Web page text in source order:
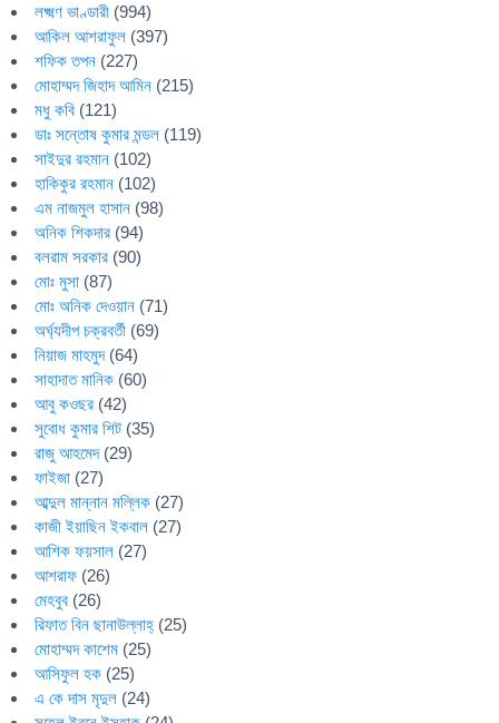
লক্ষ্মণ ভাণ্ডারী (994)
আকিল আশরাফুল (397)
শফিক তপন (227)
মোহাম্মদ জিহাদ আমিন (215)
মধু কবি (121)
ডাঃ সন্তোষ কুমার মন্ডল (119)
সাইদুর রহমান (102)
হাকিকুর রহমান (102)
এম নাজমুল হাসান (98)
অনিক শিকদার (94)
বলরাম সরকার (90)
মোঃ মুসা (87)
মোঃ অনিক দেওয়ান (71)
অর্ঘ্যদীপ চক্রবর্তী (69)
নিয়াজ মাহমুদ(64)
সাহাদাত মানিক (60)
আবু কওছর (42)
সুবোধ কুমার শিট (35)
রাজু আহমেদ(29)
ফাইজা (27)
আব্দুল মান্নান মল্লিক (27)
কাজী ইয়াছিন ইকবাল (27)
আশিক ফয়সাল (27)
আশরাফ (26)
মেহবুব (26)
রিফাত বিন ছানাউল্লাহ্ (25)
মোহাম্মদ কাশেম (25)
আসিফুল হক (25)
এ কে দাস মৃদুল (24)